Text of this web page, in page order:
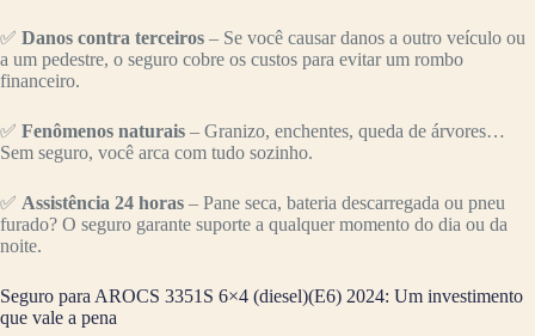
✅ Danos contra terceiros – Se você causar danos a outro veículo ou
a um pedestre, o seguro cobre os custos para evitar um rombo
financeiro.
✅ Fenômenos naturais – Granizo, enchentes, queda de árvores…
Sem seguro, você arca com tudo sozinho.
✅ Assistência 24 horas – Pane seca, bateria descarregada ou pneu
furado? O seguro garante suporte a qualquer momento do dia ou da
noite.
Seguro para AROCS 3351S 6×4 (diesel)(E6) 2024: Um investimento
que vale a pena